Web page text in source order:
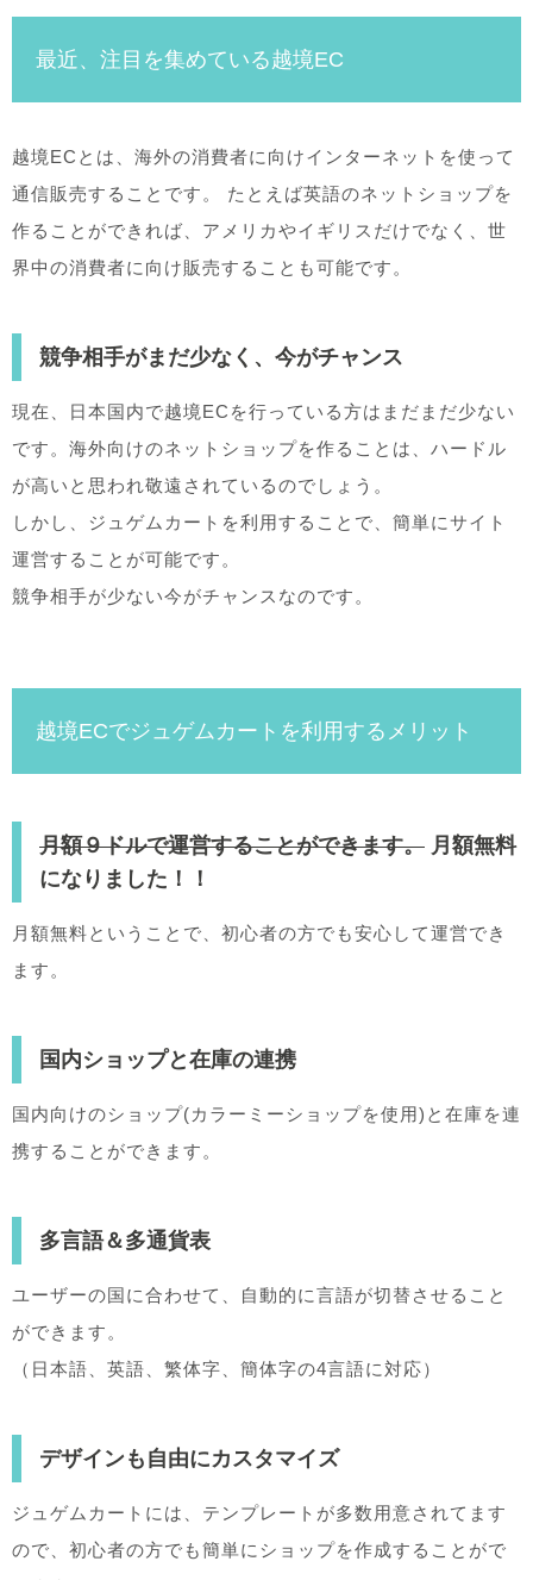
最近、注目を集めている越境EC
越境ECとは、海外の消費者に向けインターネットを使って
通信販売することです。 たとえば英語のネットショップを
作ることができれば、アメリカやイギリスだけでなく、世
界中の消費者に向け販売することも可能です。
競争相手がまだ少なく、今がチャンス
現在、日本国内で越境ECを行っている方はまだまだ少ない
です。海外向けのネットショップを作ることは、ハードル
が高いと思われ敬遠されているのでしょう。
しかし、ジュゲムカートを利用することで、簡単にサイト
運営することが可能です。
競争相手が少ない今がチャンスなのです。
越境ECでジュゲムカートを利用するメリット
月額９ドルで運営することができます。 月額無料
になりました！！
月額無料ということで、初心者の方でも安心して運営でき
ます。
国内ショップと在庫の連携
国内向けのショップ(カラーミーショップを使用)と在庫を連
携することができます。
多言語＆多通貨表
ユーザーの国に合わせて、自動的に言語が切替させること
ができます。
（日本語、英語、繁体字、簡体字の4言語に対応）
デザインも自由にカスタマイズ
ジュゲムカートには、テンプレートが多数用意されてます
ので、初心者の方でも簡単にショップを作成することがで